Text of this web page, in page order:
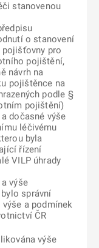
stanovenou
o stanovení
pro
pojištění,
návrh na
pojištěnce na
podle §
pojištění)
dočasné výše
léčivému
byla
řízení
VILP úhrady
výše
správní
a podmínek
ČR
výše